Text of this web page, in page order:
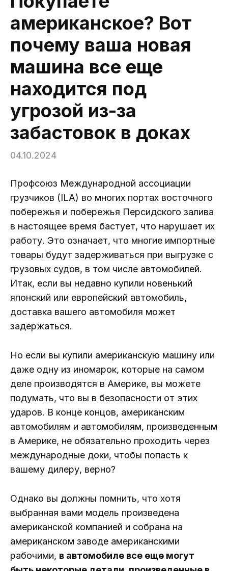
американское? Вот
почему ваша новая
машина все еще
находится под
угрозой из-за
забастовок в доках
04.10.2024
Профсоюз Международной ассоциации
грузчиков (ILA) во многих портах восточного
побережья и побережья Персидского залива
в настоящее время бастует, что нарушает их
работу. Это означает, что многие импортные
товары будут задерживаться при выгрузке с
грузовых судов, в том числе автомобилей.
Итак, если вы недавно купили новенький
японский или европейский автомобиль,
доставка вашего автомобиля может
задержаться.
Но если вы купили американскую машину или
даже одну из иномарок, которые на самом
деле производятся в Америке, вы можете
подумать, что вы в безопасности от этих
ударов. В конце концов, американским
автомобилям и автомобилям, произведенным
в Америке, не обязательно проходить через
международные доки, чтобы попасть к
вашему дилеру, верно?
Однако вы должны помнить, что хотя
выбранная вами модель произведена
американской компанией и собрана на
американском заводе американскими
рабочими, в автомобиле все еще могут